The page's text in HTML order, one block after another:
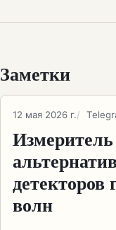
Заметки
12 мая 2026 г.
волн